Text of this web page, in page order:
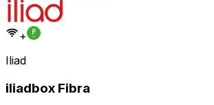
+
Iliad
iliadbox Fibra